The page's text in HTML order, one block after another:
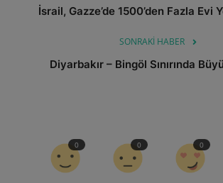
İsrail, Gazze’de 1500’den Fazla Evi
SONRAKI HABER
Diyarbakır – Bingöl Sınırında
0 0 0